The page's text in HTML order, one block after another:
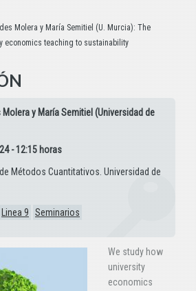
Molera y María Semitiel (U. Murcia): The
economics teaching to sustainability
Molera y María Semitiel (Universidad de
- 12:15 horas
Métodos Cuantitativos. Universidad de
Linea 9 Seminarios
We study how
university
economics